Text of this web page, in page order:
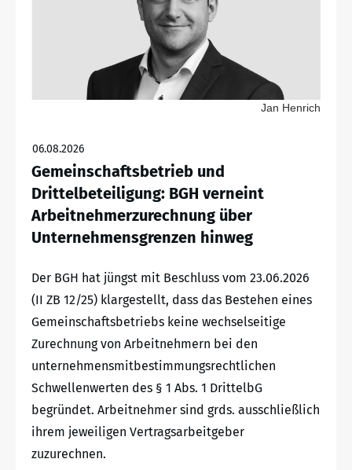
Jan Henrich
06.08.2026
Gemeinschaftsbetrieb und
Drittelbeteiligung: BGH verneint
Arbeitnehmerzurechnung über
Unternehmensgrenzen hinweg
Der BGH hat jüngst mit Beschluss vom 23.06.2026
(II ZB 12/25) klargestellt, dass das Bestehen eines
Gemeinschaftsbetriebs keine wechselseitige
Zurechnung von Arbeitnehmern bei den
unternehmensmitbestimmungsrechtlichen
Schwellenwerten des § 1 Abs. 1 DrittelbG
begründet. Arbeitnehmer sind grds. ausschließlich
ihrem jeweiligen Vertragsarbeitgeber
zuzurechnen.